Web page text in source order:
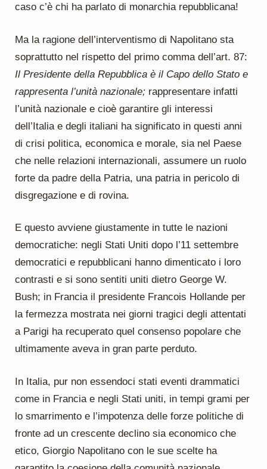
caso c’è chi ha parlato di monarchia repubblicana!
Ma la ragione dell’interventismo di Napolitano sta
soprattutto nel rispetto del primo comma dell’art. 87:
Il Presidente della Repubblica è il Capo dello Stato e
rappresenta l’unità nazionale; rappresentare infatti
l’unità nazionale e cioè garantire gli interessi
dell’Italia e degli italiani ha significato in questi anni
di crisi politica, economica e morale, sia nel Paese
che nelle relazioni internazionali, assumere un ruolo
forte da padre della Patria, una patria in pericolo di
disgregazione e di rovina.
E questo avviene giustamente in tutte le nazioni
democratiche: negli Stati Uniti dopo l’11 settembre
democratici e repubblicani hanno dimenticato i loro
contrasti e si sono sentiti uniti dietro George W.
Bush; in Francia il presidente Francois Hollande per
la fermezza mostrata nei giorni tragici degli attentati
a Parigi ha recuperato quel consenso popolare che
ultimamente aveva in gran parte perduto.
In Italia, pur non essendoci stati eventi drammatici
come in Francia e negli Stati uniti, in tempi grami per
lo smarrimento e l’impotenza delle forze politiche di
fronte ad un crescente declino sia economico che
etico, Giorgio Napolitano con le sue scelte ha